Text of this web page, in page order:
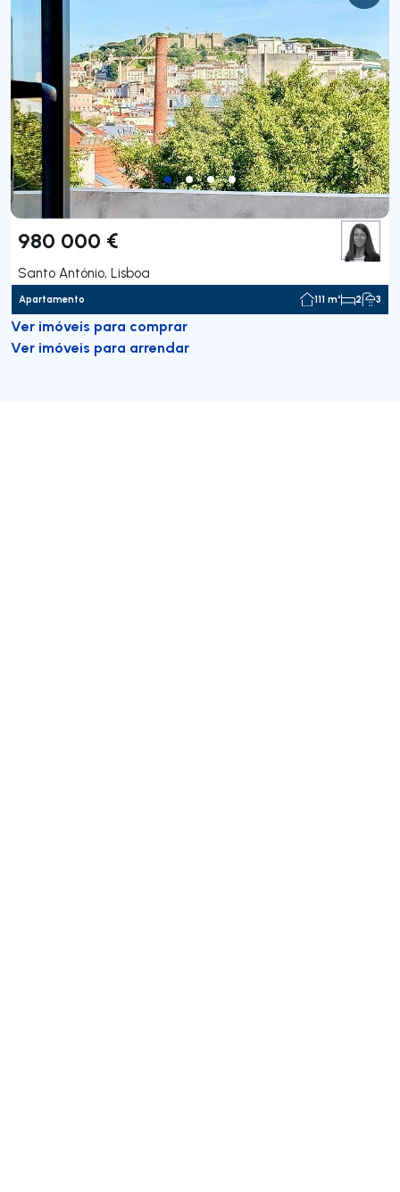
980 000 €
Santo António, Lisboa
Apartamento 111 m² 2 3
Ver imóveis para comprar
Ver imóveis para arrendar